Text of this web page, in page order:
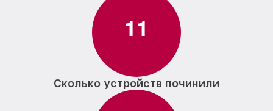
11
Сколько устройств починили